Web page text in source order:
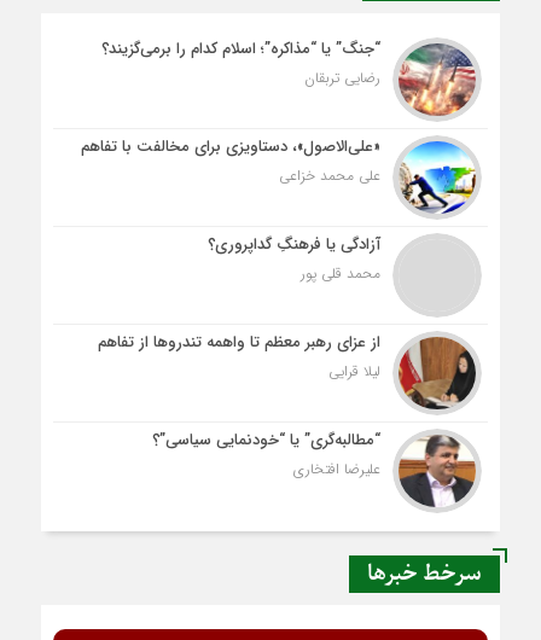
“جنگ” یا “مذاکره”؛ اسلام کدام را برمی‌گزیند؟
رضایی تربقان
«علی‌الاصول»، دستاویزی برای مخالفت با تفاهم
علی محمد خزاعی
آزادگی یا فرهنگِ گداپروری؟
محمد قلی پور
از عزای رهبر معظم تا واهمه تندروها از تفاهم
لیلا قرایی
“مطالبه‌گری” یا “خودنمایی سیاسی”؟
علیرضا افتخاری
سرخط خبرها